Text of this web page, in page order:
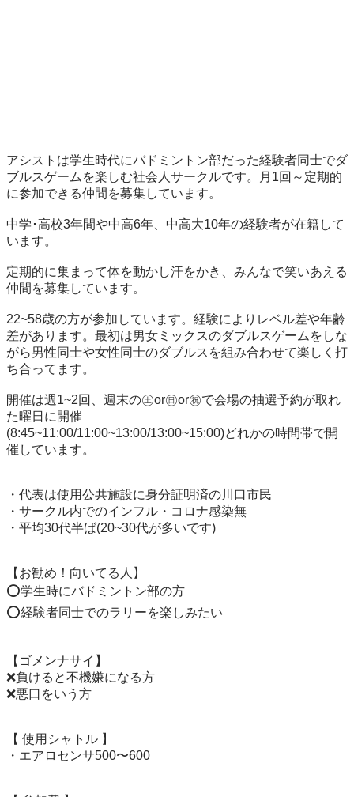
アシストは学生時代にバドミントン部だった経験者同士でダ
ブルスゲームを楽しむ社会人サークルです。月1回～定期的
に参加できる仲間を募集しています。
中学･高校3年間や中高6年、中高大10年の経験者が在籍して
います。
定期的に集まって体を動かし汗をかき、みんなで笑いあえる
仲間を募集しています。
22~58歳の方が参加しています。経験によりレベル差や年齢
差があります。最初は男女ミックスのダブルスゲームをしな
がら男性同士や女性同士のダブルスを組み合わせて楽しく打
ち合ってます。
開催は週1~2回、週末の㊏or㊐or㊗で会場の抽選予約が取れ
た曜日に開催
(8:45~11:00/11:00~13:00/13:00~15:00)どれかの時間帯で開
催しています。
・代表は使用公共施設に身分証明済の川口市民
・サークル内でのインフル・コロナ感染無
・平均30代半ば(20~30代が多いです)
【お勧め！向いてる人】
⭕学生時にバドミントン部の方
⭕経験者同士でのラリーを楽しみたい
【ゴメンナサイ】
❌負けると不機嫌になる方
❌悪口をいう方
【 使用シャトル 】
・エアロセンサ500〜600